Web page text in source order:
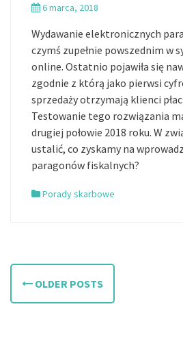
6 marca, 2018
Wydawanie elektronicznych
czymś zupełnie powszednim w
online. Ostatnio pojawiła się
zgodnie z którą jako pierwsi
sprzedaży otrzymają klienci
Testowanie tego rozwiązania
drugiej połowie 2018 roku. W
ustalić, co zyskamy na
paragonów fiskalnych?
Porady skarbowe
P
o
OLDER POSTS